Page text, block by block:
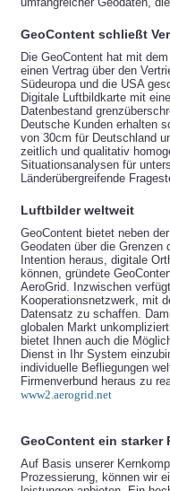
GeoContent schließt
Die GeoContent hat mit
einen Vertrag über den
Südeuropa und die USA
Digitale Luftbildkarte mit
Datenbestand
Deutsche Kunden erhalten
von 30cm für Deutschland
zeitlich und qualitativ
Situationsanalysen für
Länderübergreifende
Luftbilder weltweit
GeoContent bietet neben
Geodaten über die Grenzen
Intention heraus, digitale
können, gründete
AeroGrid. Inzwischen
Kooperationsnetzwerk, mit
Datensatz zu schaffen.
globalen Markt
bietet Ihnen auch die
Dienst in Ihr System
individuelle Befliegungen
Firmenverbund heraus zu
www2.aerogrid.net
GeoContent ein starker
Auf Basis unserer
Prozessierung, können wir